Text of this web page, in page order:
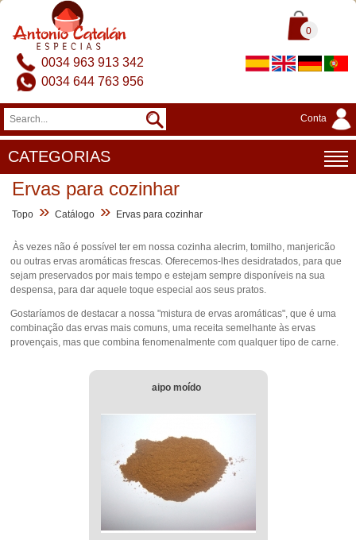
0
0034 963 913 342
0034 644 763 956
Conta
CATEGORIAS
Ervas para cozinhar
Topo » Catálogo » Ervas para cozinhar
Às vezes não é possível ter em nossa cozinha alecrim, tomilho, manjericão
ou outras ervas aromáticas frescas. Oferecemos-lhes desidratados, para que
sejam preservados por mais tempo e estejam sempre disponíveis na sua
despensa, para dar aquele toque especial aos seus pratos.
Gostaríamos de destacar a nossa "mistura de ervas aromáticas", que é uma
combinação das ervas mais comuns, uma receita semelhante às ervas
provençais, mas que combina fenomenalmente com qualquer tipo de carne.
aipo moído